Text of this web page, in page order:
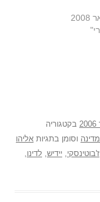
בקטגוריה
וסומן בתגיות אליהו
ז'בוטינסקי, יידיש, לדינו,